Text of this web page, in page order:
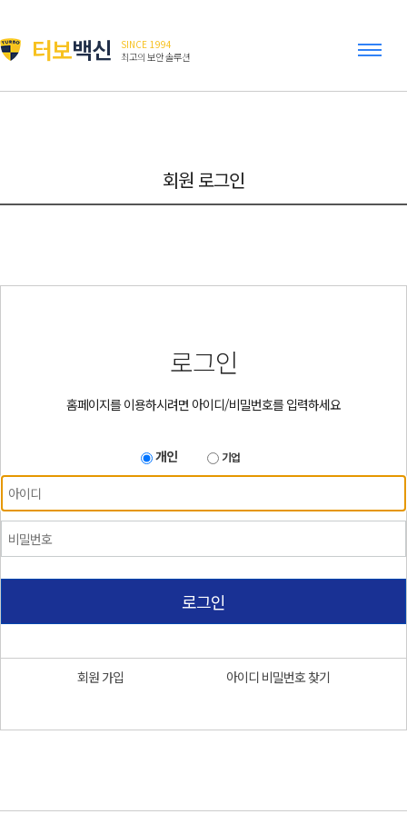
터보백신
SINCE 1994
최고의 보안 솔루션
회원 로그인
로그인
홈페이지를 이용하시려면 아이디/비밀번호를 입력하세요
개인 기업
로그인
회원 가입 아이디 비밀번호 찾기